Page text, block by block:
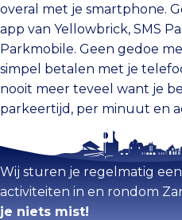
overal met je smartphone.
app van Yellowbrick, SMS
Parkmobile. Geen gedoe
simpel betalen met je
nooit meer teveel want je
parkeertijd, per minuut en
Blijf op de
Wij sturen je regelmatig
activiteiten in en rondom
je niets mist!